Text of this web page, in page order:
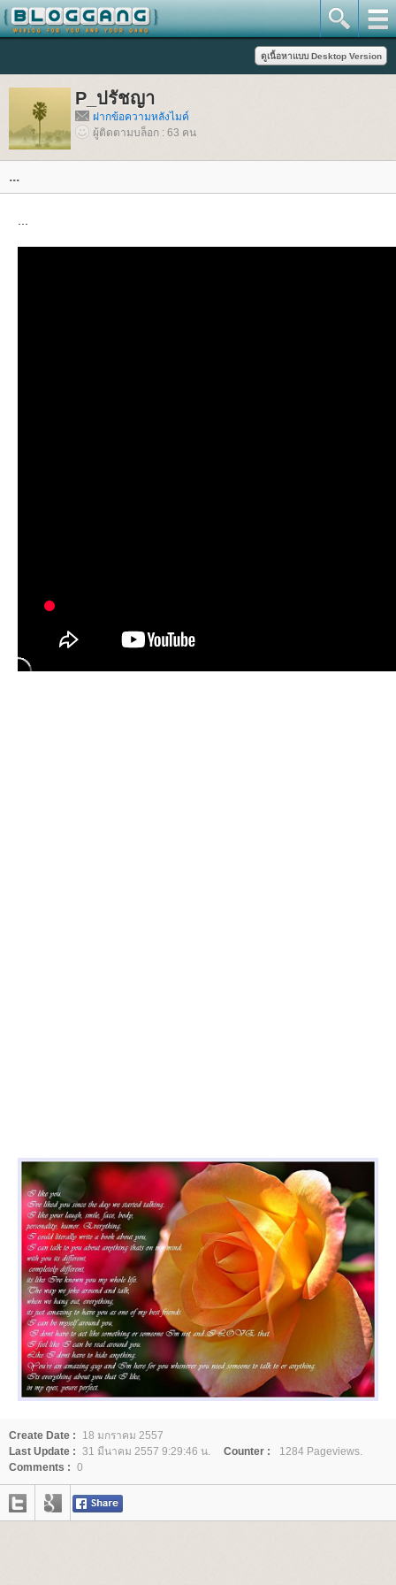
P_ปรัชญา
ฝากข้อความหลังไมค์
ผู้ติดตามบล็อก : 63 คน
...
Create Date :
18 มกราคม 2557
Last Update : 31 มีนาคม 2557 9:29:46 น. Counter :
1284 Pageviews.
Comments : 0